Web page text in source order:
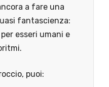
a fare una
fantascienza:
esseri umani e
puoi: